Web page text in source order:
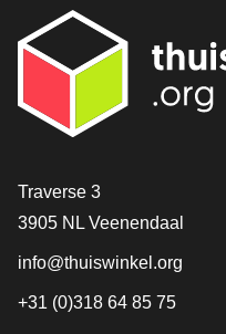
[_General:Contact]
Traverse 3
3905 NL Veenendaal
info@thuiswinkel.org
+31 (0)318 64 85 75